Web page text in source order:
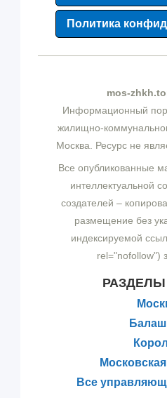
Политика
mos-
Информационный
жилищно-
Москва. Ресурс не
Все опубликованные
интеллектуальной
создателей –
размещение без
индексируемой
rel="nofollow")
Все